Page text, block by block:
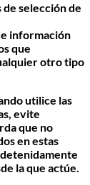
selección de
información
que
otro tipo
utilice las
evite
que no
en estas
la que actúe.